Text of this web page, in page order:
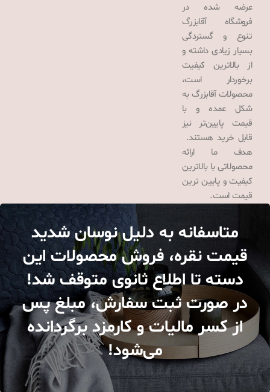
عرضه شده در
فروشگاه آقابزرگ
تنوع و گستردگی
بسیار زیادی داشته و
از بالاترین کیفیت
برخوردار است،
محصولات آقابزرگ به
شکل عمده و با
قیمت پایین‌تر نیز
قابل خرید هستند.
هدف ما ارائه
محصولاتی با بالاترین
کیفیت و پایین ترین
قیمت است.
متاسفانه به دلیل نوسان شدید
قیمت نقره، فروش محصولات این
دسته تا اطلاع ثانوی متوقف شد!
در صورت ثبت سفارش، مبلغ پس
از کسر مالیات و کارمزد برگردانده
می‌شود!